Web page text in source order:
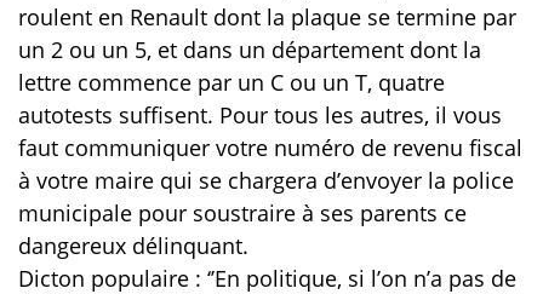
roulent en Renault dont la plaque se termine par
un 2 ou un 5, et dans un département dont la
lettre commence par un C ou un T, quatre
autotests suffisent. Pour tous les autres, il vous
faut communiquer votre numéro de revenu fiscal
à votre maire qui se chargera d’envoyer la police
municipale pour soustraire à ses parents ce
dangereux délinquant.
Dicton populaire : ‘’En politique, si l’on n’a pas de